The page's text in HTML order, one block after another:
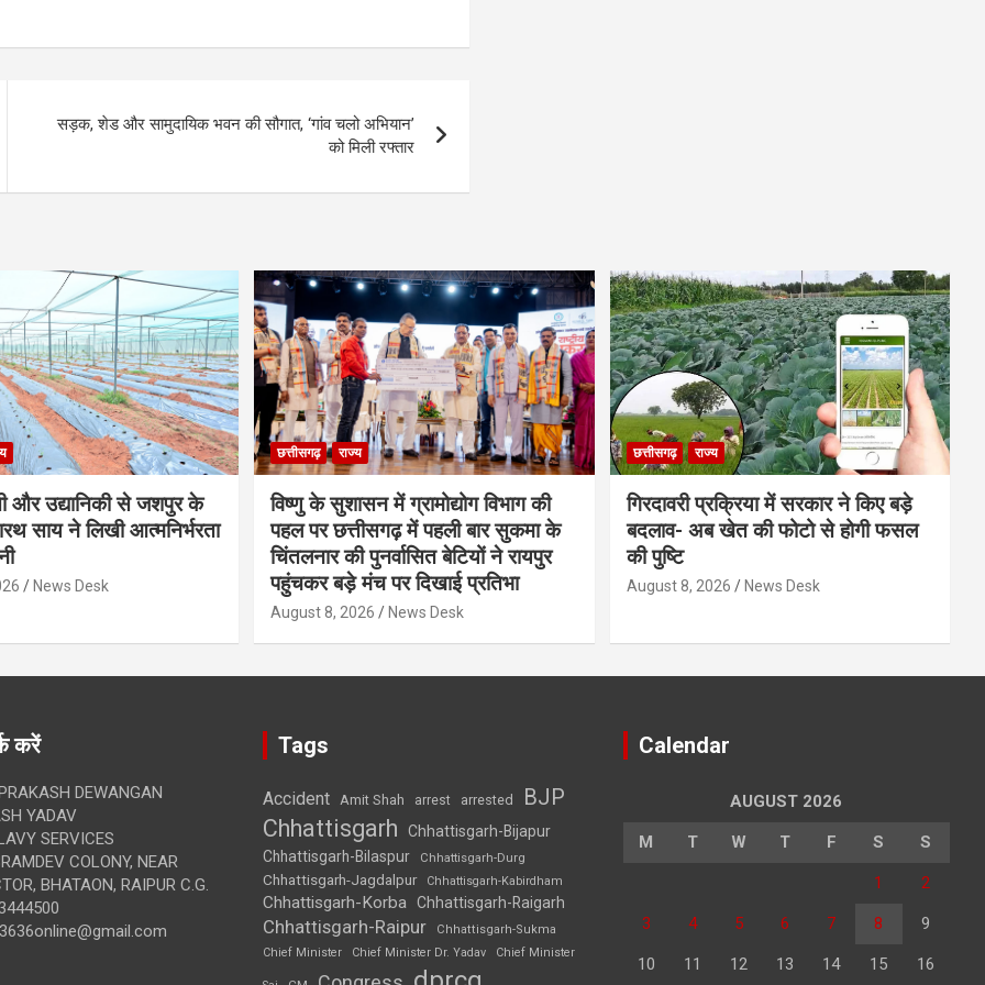
सड़क, शेड और सामुदायिक भवन की सौगात, ‘गांव चलो अभियान’
को मिली रफ्तार
और उद्यानिकी से जशपुर के
साय ने लिखी आत्मनिर्भरता
News Desk
छत्तीसगढ़ राज्य
विष्णु के सुशासन में ग्रामोद्योग विभाग की
पहल पर छत्तीसगढ़ में पहली बार सुकमा के
चिंतलनार की पुनर्वासित बेटियों ने रायपुर
पहुंचकर बड़े मंच पर दिखाई प्रतिभा
August 8, 2026 News Desk
छत्तीसगढ़ राज्य
गिरदावरी प्रक्रिया में सरकार ने किए बड़े
बदलाव- अब खेत की फोटो से होगी फसल
की पुष्टि
August 8, 2026 News Desk
करें
DEWANGAN
YADAV
SERVICES
COLONY, NEAR
BHATAON, RAIPUR C.G.
Tags
Accident Amit Shah arrest arrested BJP
Chhattisgarh
Chhattisgarh-Bijapur
Chhattisgarh-Bilaspur
Chhattisgarh-Durg
Chhattisgarh-Jagdalpur Chhattisgarh-Kabirdham
Chhattisgarh-Korba Chhattisgarh-Raigarh
Chhattisgarh-Raipur
Chhattisgarh-Sukma
Chief Minister
Chief Minister Dr. Yadav Chief Minister
Calendar
AUGUST 2026
M T W T F S S
1 2
3 4 5 6 7 8 9
10 11 12 13 14 15 16